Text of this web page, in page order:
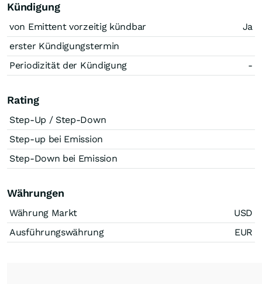
Kündigung
von Emittent vorzeitig kündbar
Ja
erster Kündigungstermin
Periodizität der Kündigung
-
Rating
Step-Up / Step-Down
Step-up bei Emission
Step-Down bei Emission
Währungen
Währung Markt
USD
Ausführungswährung
EUR